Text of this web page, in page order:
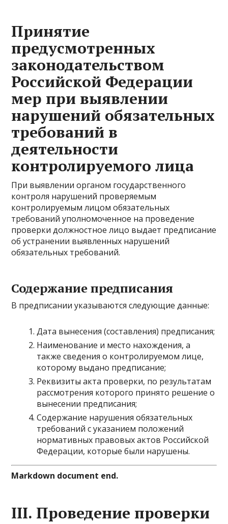
Принятие
предусмотренных
законодательством
Российской Федерации
мер при выявлении
нарушений обязательных
требований в
деятельности
контролируемого лица
При выявлении органом государственного
контроля нарушений проверяемым
контролируемым лицом обязательных
требований уполномоченное на проведение
проверки должностное лицо выдает предписание
об устранении выявленных нарушений
обязательных требований.
Содержание предписания
В предписании указываются следующие данные:
Дата вынесения (составления) предписания;
Наименование и место нахождения, а
также сведения о контролируемом лице,
которому выдано предписание;
Реквизиты акта проверки, по результатам
рассмотрения которого принято решение о
вынесении предписания;
Содержание нарушения обязательных
требований с указанием положений
нормативных правовых актов Российской
Федерации, которые были нарушены.
Markdown document end.
III. Проведение проверки